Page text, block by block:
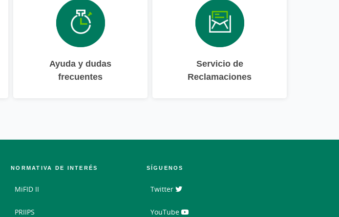
Ayuda y dudas
frecuentes
Servicio de
Reclamaciones
NORMATIVA DE INTERÉS
MiFID II
PRIIPS
SÍGUENOS
Twitter
YouTube